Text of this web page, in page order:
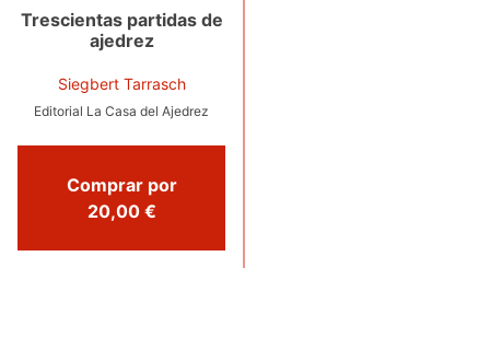
Trescientas partidas de
ajedrez
Siegbert Tarrasch
Editorial La Casa del Ajedrez
Comprar por
20,00 €